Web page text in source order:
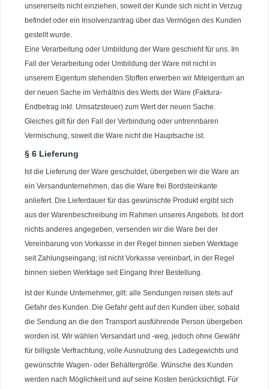
unsererseits nicht einziehen, soweit der Kunde sich nicht in Verzug
befindet oder ein Insolvenzantrag über das Vermögen des Kunden
gestellt wurde.
Eine Verarbeitung oder Umbildung der Ware geschieht für uns. Im
Fall der Verarbeitung oder Umbildung der Ware mit nicht in
unserem Eigentum stehenden Stoffen erwerben wir Miteigentum an
der neuen Sache im Verhältnis des Werts der Ware (Faktura-
Endbetrag inkl. Umsatzsteuer) zum Wert der neuen Sache.
Gleiches gilt für den Fall der Verbindung oder untrennbaren
Vermischung, soweit die Ware nicht die Hauptsache ist.
§ 6 Lieferung
Ist die Lieferung der Ware geschuldet, übergeben wir die Ware an
ein Versandunternehmen, das die Ware frei Bordsteinkante
anliefert. Die Lieferdauer für das gewünschte Produkt ergibt sich
aus der Warenbeschreibung im Rahmen unseres Angebots. Ist dort
nichts anderes angegeben, versenden wir die Ware bei der
Vereinbarung von Vorkasse in der Regel binnen sieben Werktage
seit Zahlungseingang; ist nicht Vorkasse vereinbart, in der Regel
binnen sieben Werktage seit Eingang Ihrer Bestellung.
Ist der Kunde Unternehmer, gilt: alle Sendungen reisen stets auf
Gefahr des Kunden. Die Gefahr geht auf den Kunden über, sobald
die Sendung an die den Transport ausführende Person übergeben
worden ist. Wir wählen Versandart und -weg, jedoch ohne Gewähr
für billigste Verfrachtung, volle Ausnutzung des Ladegewichts und
gewünschte Wagen- oder Behältergröße. Wünsche des Kunden
werden nach Möglichkeit und auf seine Kosten berücksichtigt. Für